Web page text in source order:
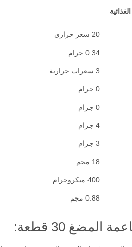
20 سعر حرارى
0.34 جرام
3 سعرات حرارية
0 جرام
0 جرام
4 جرام
3 جرام
18 مجم
400 ميكروجرام
0.88 مجم
30 قطعة: